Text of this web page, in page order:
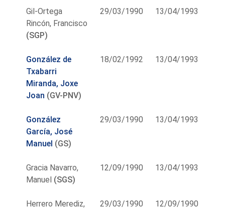
Gil-Ortega
Rincón, Francisco
(SGP)
29/03/1990 13/04/1993
González de
Txabarri
Miranda, Joxe
Joan (GV-PNV)
18/02/1992 13/04/1993
González
García, José
Manuel (GS)
29/03/1990 13/04/1993
Gracia Navarro,
Manuel (SGS)
12/09/1990 13/04/1993
Herrero Merediz,
29/03/1990 12/09/1990